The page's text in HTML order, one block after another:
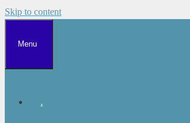
Skip to content
Menu
.